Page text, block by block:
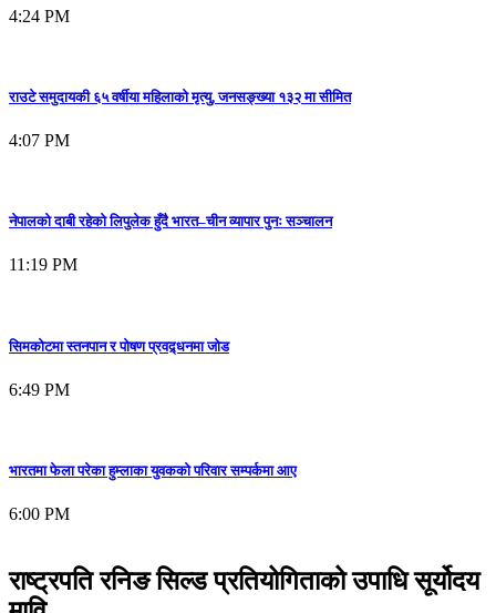
4:24 PM
राउटे समुदायकी ६५ वर्षीया महिलाको मृत्यु, जनसङ्ख्या १३२ मा सीमित
4:07 PM
नेपालको दाबी रहेको लिपुलेक हुँदै भारत–चीन व्यापार पुनः सञ्चालन
11:19 PM
सिमकोटमा स्तनपान र पोषण प्रवद्र्धनमा जोड
6:49 PM
भारतमा फेला परेका हुम्लाका युवकको परिवार सम्पर्कमा आए
6:00 PM
राष्ट्रपति रनिङ सिल्ड प्रतियोगिताको उपाधि सूर्योदय